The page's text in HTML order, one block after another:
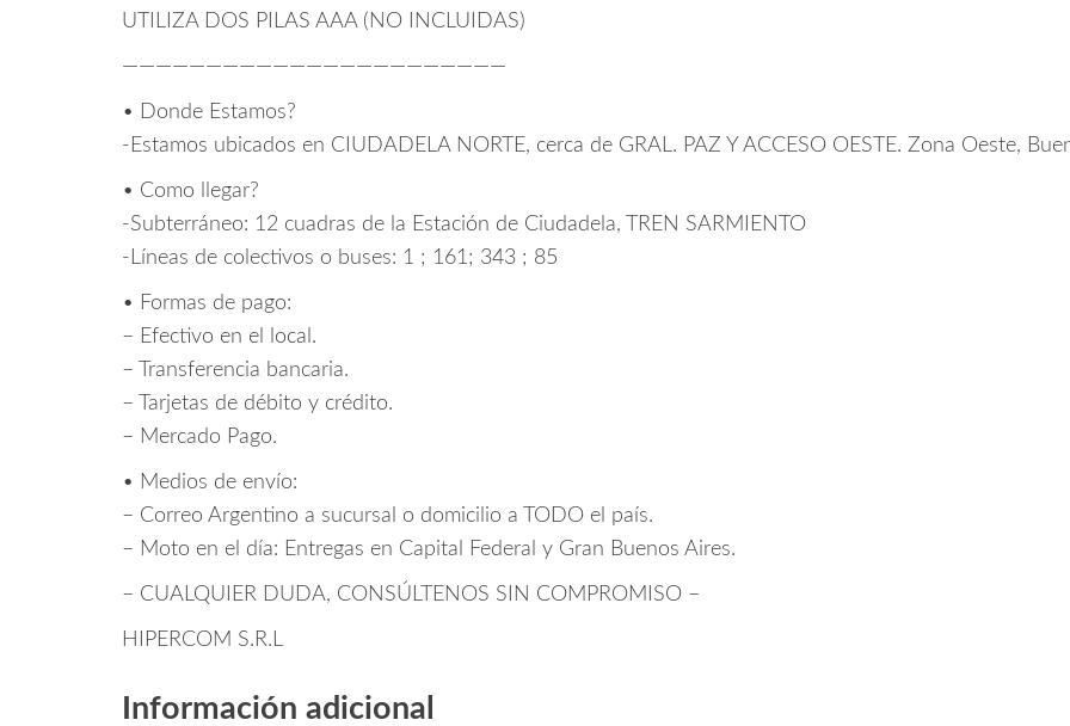
UTILIZA DOS PILAS AAA (NO INCLUIDAS)
———————————————————————
• Donde Estamos?
-Estamos ubicados en CIUDADELA NORTE, cerca de GRAL. PAZ Y ACCESO OESTE. Zona Oeste,
• Como llegar?
-Subterráneo: 12 cuadras de la Estación de Ciudadela, TREN SARMIENTO
-Líneas de colectivos o buses: 1 ; 161; 343 ; 85
• Formas de pago:
– Efectivo en el local.
– Transferencia bancaria.
– Tarjetas de débito y crédito.
– Mercado Pago.
• Medios de envío:
– Correo Argentino a sucursal o domicilio a TODO el país.
– Moto en el día: Entregas en Capital Federal y Gran Buenos Aires.
– CUALQUIER DUDA, CONSÚLTENOS SIN COMPROMISO –
HIPERCOM S.R.L
Información adicional